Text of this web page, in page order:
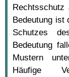
Bedeutung ist
Schutzes
Bedeutung
Mustern
Häufige